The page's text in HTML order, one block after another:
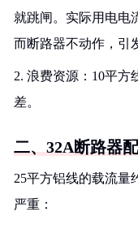
就跳闸。实际用电电
而断路器不动作，引
2. 浪费资源：10平方
差。
二、32A断路器
25平方铝线的载流量
严重：